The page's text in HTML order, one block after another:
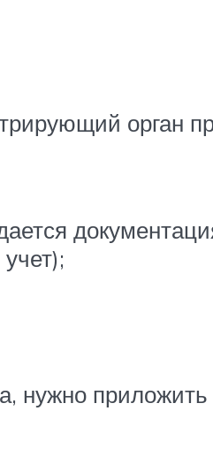
орган
нужно